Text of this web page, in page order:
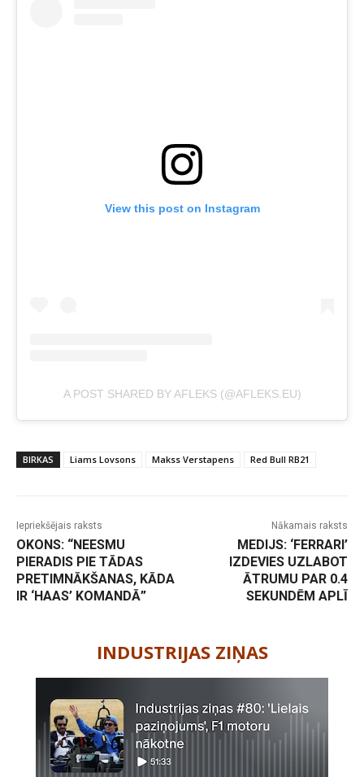
View this post on Instagram
A POST SHARED BY AFLEKS (@AFLEKS.EU)
BIRKAS Liams Lovsons Makss Verstapens Red Bull RB21
Iepriekšējais raksts
OKONS: “NEESMU
PIERADIS PIE TĀDAS
PRETIMNĀKŠANAS, KĀDA
IR ‘HAAS’ KOMANDĀ”
Nākamais raksts
MEDIJS: ‘FERRARI’
IZDEVIES UZLABOT
ĀTRUMU PAR 0.4
SEKUNDĒM APLĪ
INDUSTRIJAS ZIŅAS